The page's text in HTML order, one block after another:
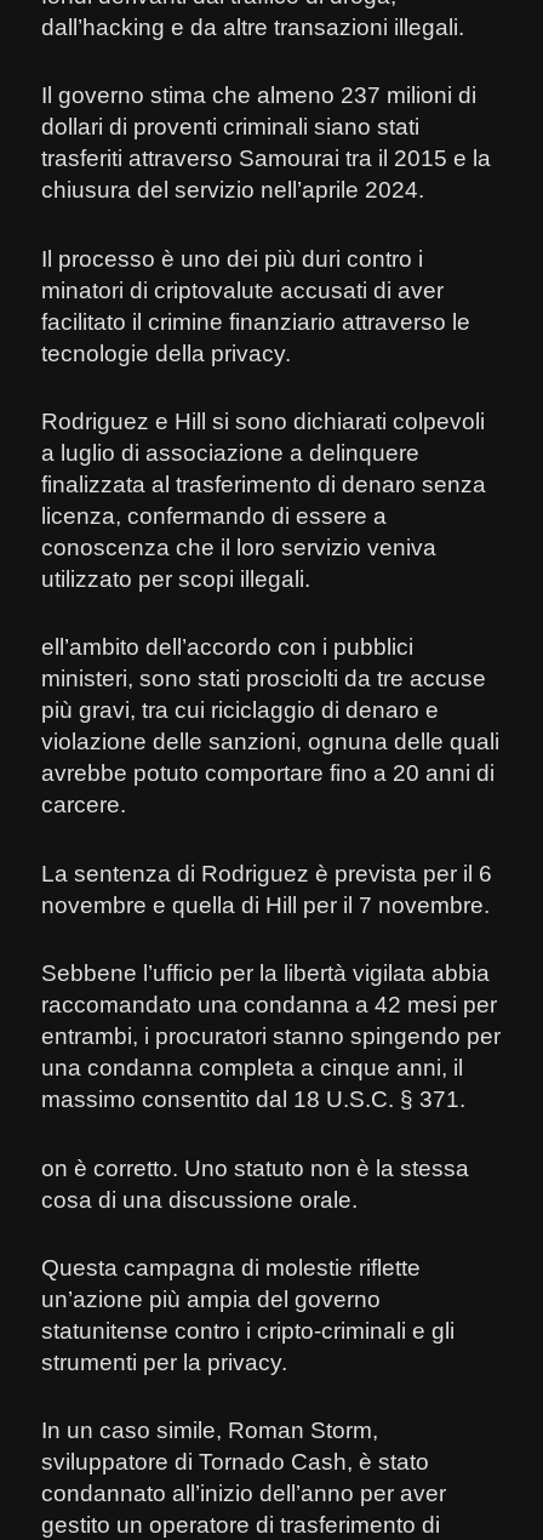
dall’hacking e da altre transazioni illegali.
Il governo stima che almeno 237 milioni di
dollari di proventi criminali siano stati
trasferiti attraverso Samourai tra il 2015 e la
chiusura del servizio nell’aprile 2024.
Il processo è uno dei più duri contro i
minatori di criptovalute accusati di aver
facilitato il crimine finanziario attraverso le
tecnologie della privacy.
Rodriguez e Hill si sono dichiarati colpevoli
a luglio di associazione a delinquere
finalizzata al trasferimento di denaro senza
licenza, confermando di essere a
conoscenza che il loro servizio veniva
utilizzato per scopi illegali.
ell’ambito dell’accordo con i pubblici
ministeri, sono stati prosciolti da tre accuse
più gravi, tra cui riciclaggio di denaro e
violazione delle sanzioni, ognuna delle quali
avrebbe potuto comportare fino a 20 anni di
carcere.
La sentenza di Rodriguez è prevista per il 6
novembre e quella di Hill per il 7 novembre.
Sebbene l’ufficio per la libertà vigilata abbia
raccomandato una condanna a 42 mesi per
entrambi, i procuratori stanno spingendo per
una condanna completa a cinque anni, il
massimo consentito dal 18 U.S.C. § 371.
on è corretto. Uno statuto non è la stessa
cosa di una discussione orale.
Questa campagna di molestie riflette
un’azione più ampia del governo
statunitense contro i cripto-criminali e gli
strumenti per la privacy.
In un caso simile, Roman Storm,
sviluppatore di Tornado Cash, è stato
condannato all’inizio dell’anno per aver
gestito un operatore di trasferimento di